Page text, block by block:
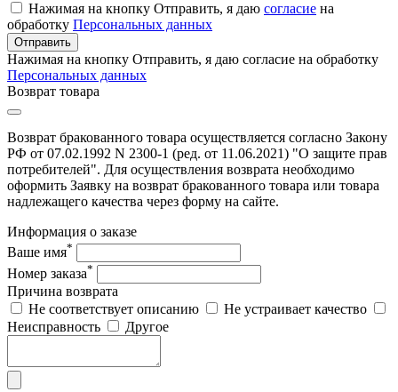
Нажимая на кнопку Отправить, я даю согласие на
обработку Персональных данных
Отправить
Нажимая на кнопку Отправить, я даю согласие на обработку
Персональных данных
Возврат товара
Возврат бракованного товара осуществляется согласно Закону
РФ от 07.02.1992 N 2300-1 (ред. от 11.06.2021) "О защите прав
потребителей". Для осуществления возврата необходимо
оформить Заявку на возврат бракованного товара или товара
надлежащего качества через форму на сайте.
Информация о заказе
Ваше имя*
Номер заказа*
Причина возврата
Не соответствует описанию
Не устраивает качество
Неисправность
Другое